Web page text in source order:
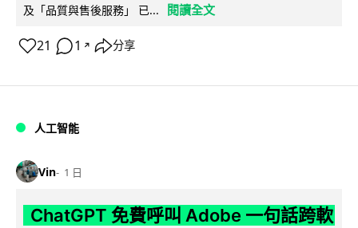
及「品質與售後服務」 已...
閱讀全文
21 1 ↗ 分享
人工智能
Vin 1 日
ChatGPT 免費呼叫 Adobe 一句話跨軟